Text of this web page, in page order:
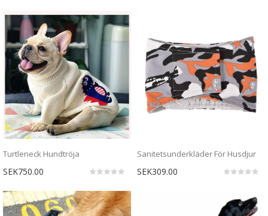
Turtleneck Hundtröja
SEK750.00
Sanitetsunderkläder För Husdjur
SEK309.00